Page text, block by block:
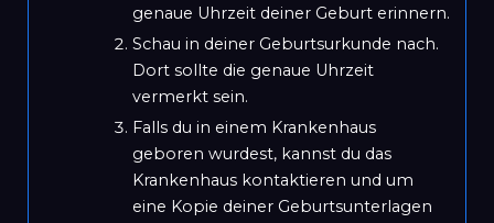
genaue Uhrzeit deiner Geburt erinnern.
Schau in deiner Geburtsurkunde nach.
Dort sollte die genaue Uhrzeit
vermerkt sein.
Falls du in einem Krankenhaus
geboren wurdest, kannst du das
Krankenhaus kontaktieren und um
eine Kopie deiner Geburtsunterlagen